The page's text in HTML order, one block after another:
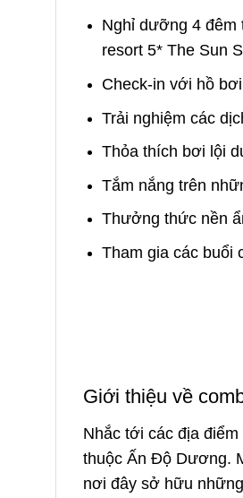
Nghỉ dưỡng 4 đêm
resort 5* The Sun
Check-in với hồ
Trải nghiệm các
Thỏa thích bơi lội
Tắm nắng trên
Thưởng thức nền
Tham gia các buổi
Giới thiệu về
Nhắc tới các địa
thuộc Ấn Độ Dương.
nơi đây sở hữu